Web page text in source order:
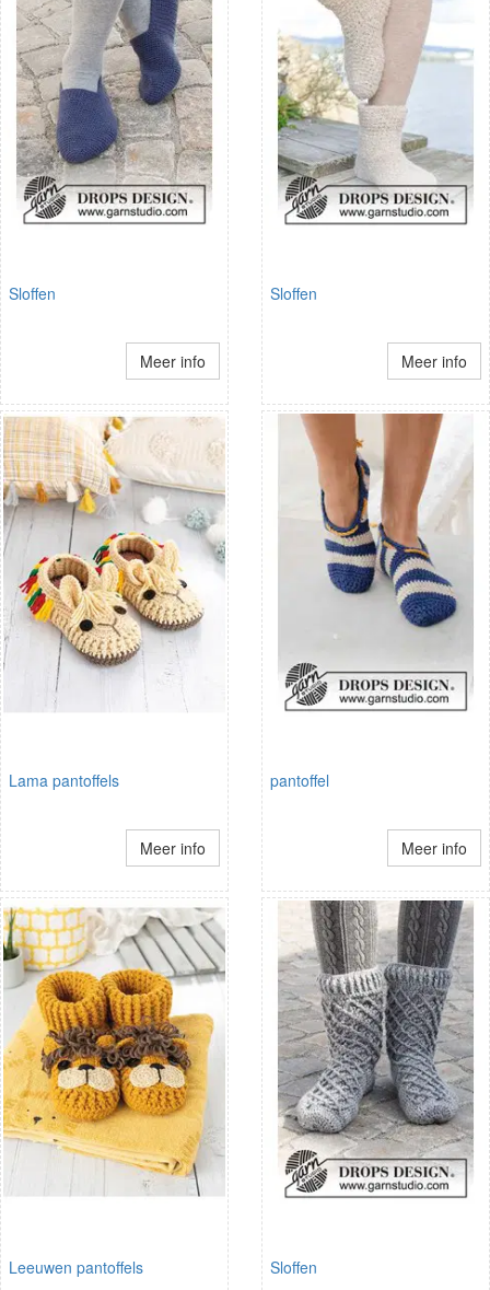
Sloffen
Meer info
Sloffen
Meer info
Lama pantoffels
Meer info
pantoffel
Meer info
Leeuwen pantoffels Sloffen